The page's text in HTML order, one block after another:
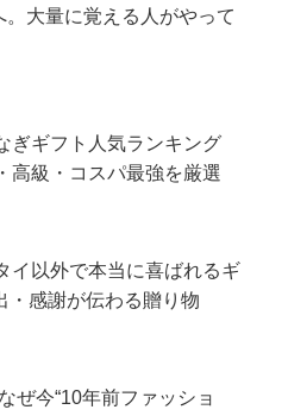
大量に覚える人がやって
ぎギフト人気ランキング
高級・コスパ最強を厳選
イ以外で本当に喜ばれるギ
・感謝が伝わる贈り物
ぜ今“10年前ファッショ